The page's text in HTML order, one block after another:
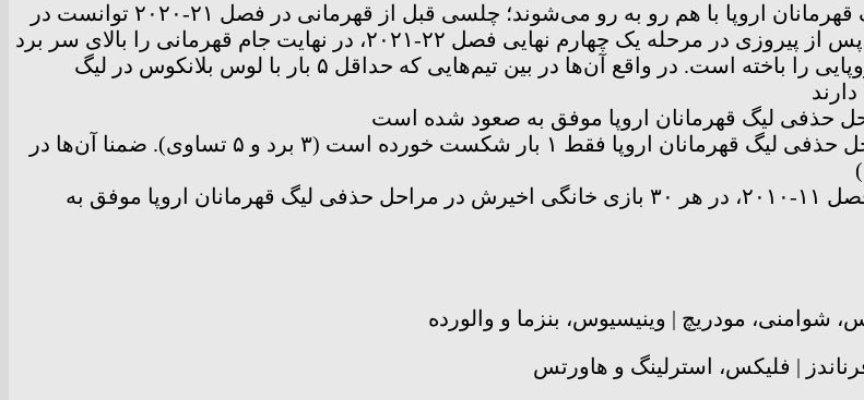
رئال مادرید و چلسی برای سومین فصل پیاپی، در مراحل حذفی لیگ قهرمانان اروپا با هم رو به رو می‌شوند؛ چلسی قبل از قهرمانی در فصل ۲۱-۲۰۲۰ توانست در
نهایی فصل ۲۲-۲۰۲۱، در نهایت جام قهرمانی را بالای سر برد
چلسی فقط ۱ مورد از ۷ تقابل آخرش با رئال مادرید در مسابقات اروپایی را باخته است. در واقع آن‌ها در بین تیم‌هایی که حداقل ۵ بار با لوس بلانکوس در لیگ
حذفی لیگ قهرمانان اروپا موفق به صعود شده است
چلسی از ۹ مصاف خارج از خانه اخیرش با نمایندگان اسپانیا در مراحل حذفی لیگ قهرمانان اروپا فقط ۱ بار شکست خورده است (۳ برد و ۵ تساوی). ضمنا آن‌ها در
رئال مادرید پس از باخت ۲-۰ مقابل بارسلونا در مرحله نیمه نهایی فصل ۱۱-۲۰۱۰، در هر ۳۰ بازی خانگی اخیرش در مراحل حذفی لیگ قهرمانان اروپا موفق به